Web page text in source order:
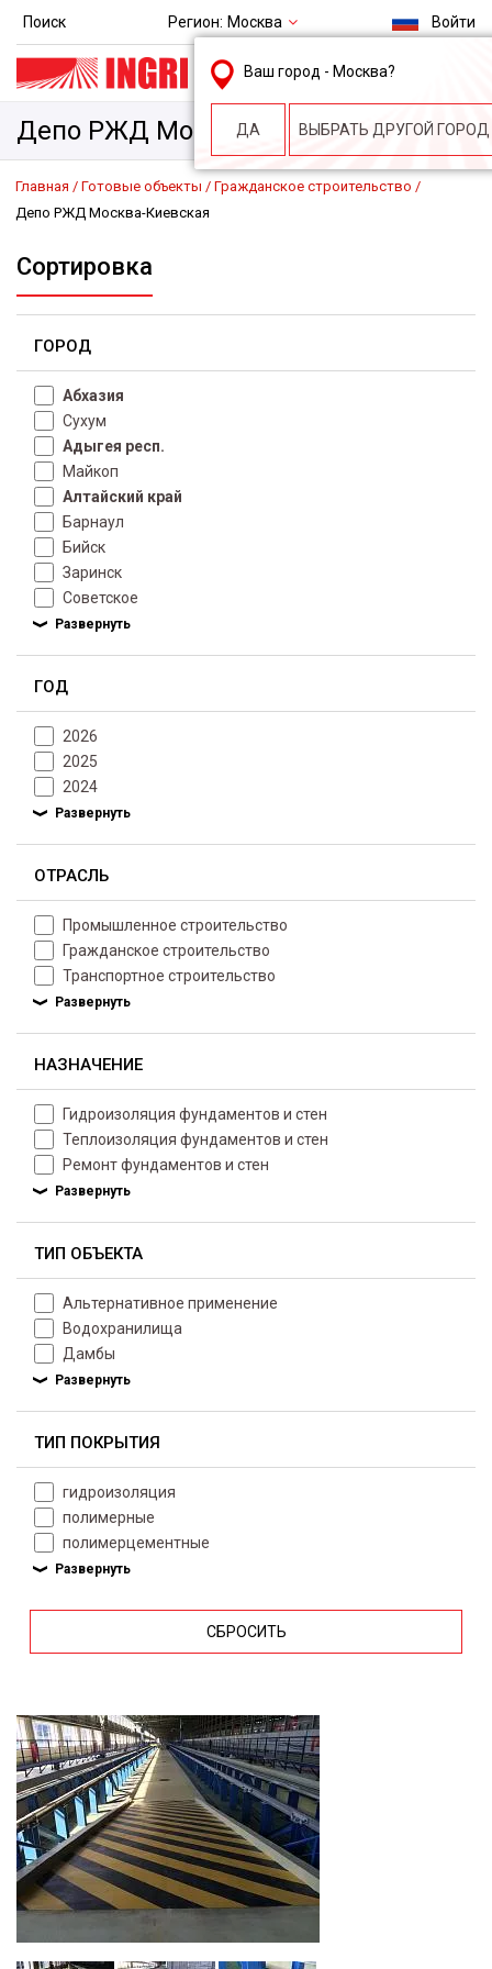
Поиск Регион: Москва
Ваш город - Москва?
ДА ВЫБРАТЬ ДРУГОЙ ГОРОД
Войти
msk@ingri.ru
пн. – пт.: 9.00-18.00
Депо РЖД Москва-Киевская
Главная Готовые объекты
Гражданское строительство
Депо РЖД Москва-Киевская
Сортировка
ГОРОД
Абхазия
Сухум
Адыгея респ.
Майкоп
Алтайский край
Барнаул
Бийск
Заринск
Советское
ГОД
2026
2025
2024
ОТРАСЛЬ
Промышленное строительство
Гражданское строительство
Транспортное строительство
НАЗНАЧЕНИЕ
Гидроизоляция фундаментов и стен
Теплоизоляция фундаментов и стен
Ремонт фундаментов и стен
ТИП ОБЪЕКТА
Альтернативное применение
Водохранилища
Дамбы
ТИП ПОКРЫТИЯ
гидроизоляция
полимерные
полимерцементные
СБРОСИТЬ